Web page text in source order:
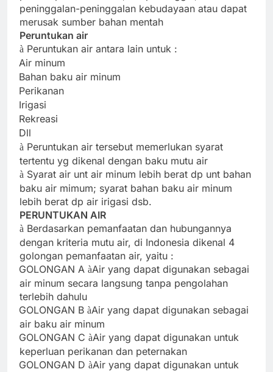
peninggalan-peninggalan kebudayaan atau dapat
merusak sumber bahan mentah
Peruntukan air
à Peruntukan air antara lain untuk :
Air minum
Bahan baku air minum
Perikanan
Irigasi
Rekreasi
Dll
à Peruntukan air tersebut memerlukan syarat
tertentu yg dikenal dengan baku mutu air
à Syarat air unt air minum lebih berat dp unt bahan
baku air mimum; syarat bahan baku air minum
lebih berat dp air irigasi dsb.
PERUNTUKAN AIR
à Berdasarkan pemanfaatan dan hubungannya
dengan kriteria mutu air, di Indonesia dikenal 4
golongan pemanfaatan air, yaitu :
GOLONGAN A àAir yang dapat digunakan sebagai
air minum secara langsung tanpa pengolahan
terlebih dahulu
GOLONGAN B àAir yang dapat digunakan sebagai
air baku air minum
GOLONGAN C àAir yang dapat digunakan untuk
keperluan perikanan dan peternakan
GOLONGAN D àAir yang dapat digunakan untuk